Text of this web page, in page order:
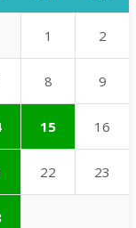
1 2
8 9
15 16
22 23